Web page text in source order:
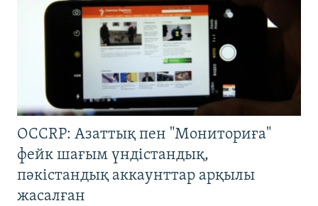
OCCRP: Азаттық пен "Мониториға"
фейк шағым үндістандық,
пәкістандық аккаунттар арқылы
жасалған